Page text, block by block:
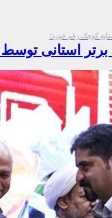
کوچک رقم خورد؛
برتر استانی